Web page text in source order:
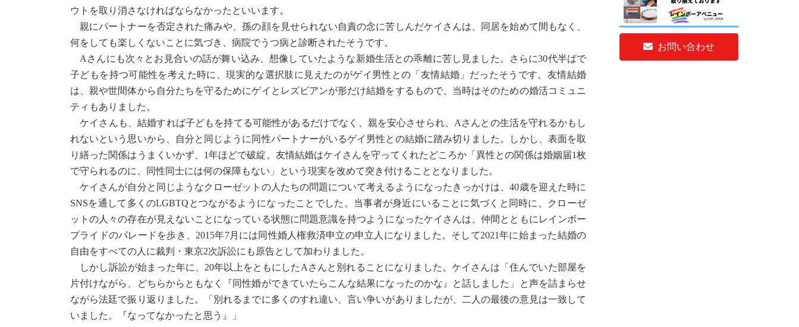
お問い合わせ
ウトを取り消さなければならなかったといいます。
親にパートナーを否定された痛みや、孫の顔を見せられない自責の念に苦しんだケイさんは、同居を始めて間もなく、
何をしても楽しくないことに気づき、病院でうつ病と診断されたそうです。
Aさんにも次々とお見合いの話が舞い込み、想像していたような新婚生活との乖離に苦し見ました。さらに30代半ばで
子どもを持つ可能性を考えた時に、現実的な選択肢に見えたのがゲイ男性との「友情結婚」だったそうです。友情結婚
は、親や世間体から自分たちを守るためにゲイとレズビアンが形だけ結婚をするもので、当時はそのための婚活コミュニ
ティもありました。
ケイさんも、結婚すれば子どもを持てる可能性があるだけでなく、親を安心させられ、Aさんとの生活を守れるかもし
れないという思いから、自分と同じように同性パートナーがいるゲイ男性との結婚に踏み切りました。しかし、表面を取
り繕った関係はうまくいかず、1年ほどで破綻。友情結婚はケイさんを守ってくれたどころか「異性との関係は婚姻届1枚
で守られるのに、同性同士には何の保障もない」という現実を改めて突き付けることとなりました。
ケイさんが自分と同じようなクローゼットの人たちの問題について考えるようになったきっかけは、40歳を迎えた時に
SNSを通して多くのLGBTQとつながるようになったことでした。当事者が身近にいることに気づくと同時に、クローゼ
ットの人々の存在が見えないことになっている状態に問題意識を持つようになったケイさんは、仲間とともにレインボー
プライドのパレードを歩き、2015年7月には同性婚人権救済申立の申立人になりました。そして2021年に始まった結婚の
自由をすべての人に裁判・東京2次訴訟にも原告として加わりました。
しかし訴訟が始まった年に、20年以上をともにしたAさんと別れることになりました。ケイさんは「住んでいた部屋を
片付けながら、どちらからともなく『同性婚ができていたらこんな結果になったのかな』と話しました」と声を詰まらせ
ながら法廷で振り返りました。「別れるまでに多くのすれ違い、言い争いがありましたが、二人の最後の意見は一致して
いました。『なってなかったと思う』」